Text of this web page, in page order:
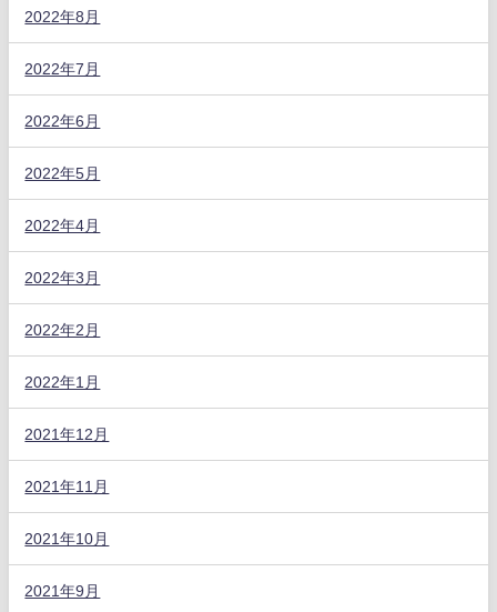
2022年8月
2022年7月
2022年6月
2022年5月
2022年4月
2022年3月
2022年2月
2022年1月
2021年12月
2021年11月
2021年10月
2021年9月